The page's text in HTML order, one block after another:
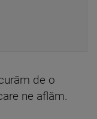
de o
ne aflăm.